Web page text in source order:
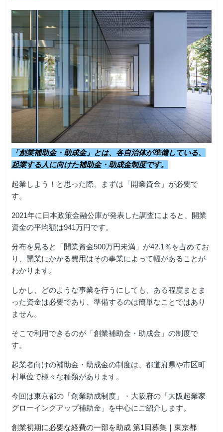
「創業補助金・助成金」とは、各自治体が準備している、
起業する人に向けた補助金・助成金制度です。
起業しよう！と思った際、まずは「開業資金」が必要で
す。
2021年に日本政策金融公庫が発表した調査によると、開業
資金の平均額は941万円です。
分布を見ると「開業資金500万円未満」が42.1％を占めてお
り、開業にかかる費用はその事業によって幅があることが
わかります。
しかし、どのような事業を行うにしても、ある程度まとま
った資金は必要であり、準備するのは簡単なことではあり
ません。
そこで利用できるのが「創業補助金・助成金」の制度で
す。
起業者向けの補助金・助成金の制度は、都道府県や市区町
村単位で様々な種類があります。
今回は東京都の「創業助成制度」・大阪府の「大阪起業家
グローイングアップ補助金」を中心にご紹介します。
創業初期に必要な経費の一部を助成 第1回募集｜東京都